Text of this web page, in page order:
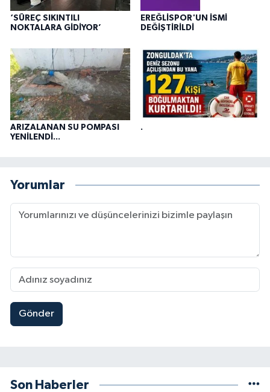
‘SÜREÇ SIKINTILI
NOKTALARA GİDİYOR’
EREĞLİSPOR'UN İSMİ
DEĞİŞTİRİLDİ
ARIZALANAN SU POMPASI
YENİLENDİ...
.
Yorumlar
Gönder
Son Haberler